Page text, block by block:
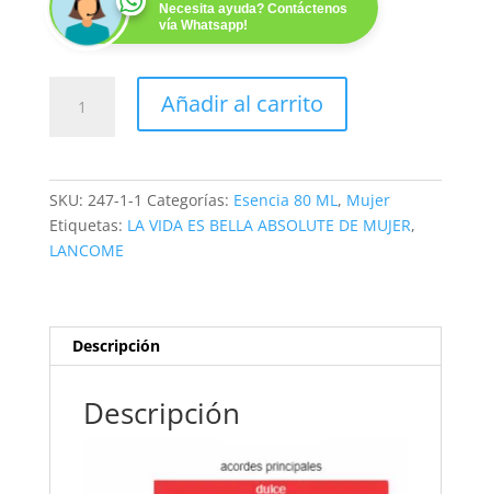
Necesita ayuda? Contáctenos
vía Whatsapp!
Añadir al carrito
SKU: 247-1-1 Categorías: Esencia 80 ML, Mujer
Etiquetas: LA VIDA ES BELLA ABSOLUTE DE MUJER,
LANCOME
Descripción
Descripción